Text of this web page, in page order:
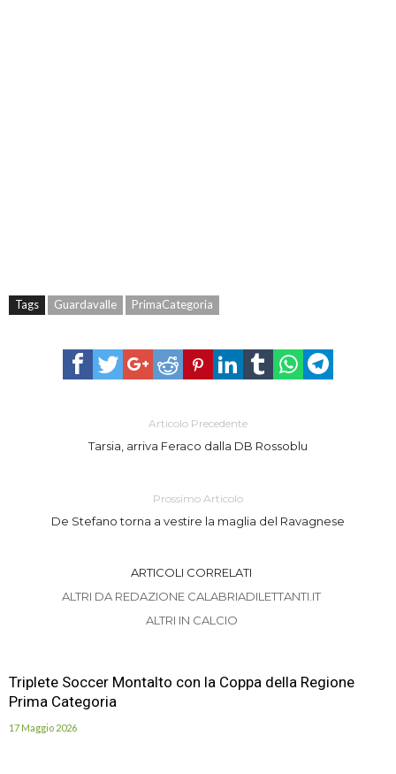
Tags Guardavalle PrimaCategoria
Articolo Precedente
Tarsia, arriva Feraco dalla DB Rossoblu
Prossimo Articolo
De Stefano torna a vestire la maglia del Ravagnese
ARTICOLI CORRELATI
ALTRI DA REDAZIONE CALABRIADILETTANTI.IT
ALTRI IN CALCIO
Triplete Soccer Montalto con la Coppa della Regione
Prima Categoria
17 Maggio 2026